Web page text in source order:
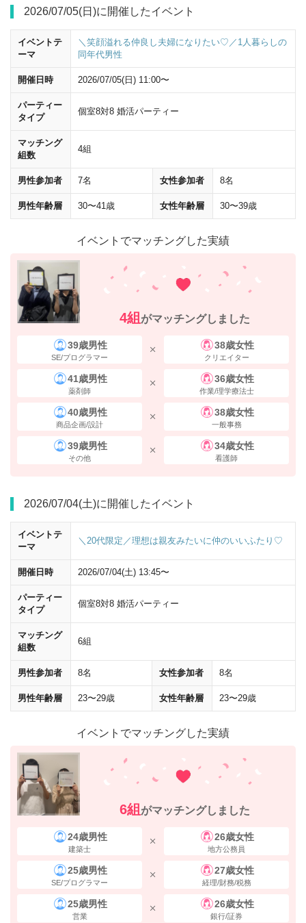
2026/07/05(日)に開催したイベント
イベントテ
ーマ
＼笑顔溢れる仲良し夫婦になりたい♡／1人暮らしの
同年代男性
開催日時 2026/07/05(日) 11:00〜
パーティー
タイプ
個室8対8 婚活パーティー
マッチング
組数
4組
男性参加者 7名 女性参加者 8名
男性年齢層 30〜41歳 女性年齢層 30〜39歳
イベントでマッチングした実績
4組がマッチングしました
39歳男性
SE/プログラマー
38歳女性
クリエイター
41歳男性
薬剤師
36歳女性
作業/理学療法士
40歳男性
商品企画/設計
38歳女性
一般事務
39歳男性
その他
34歳女性
看護師
2026/07/04(土)に開催したイベント
イベントテ
ーマ
＼20代限定／理想は親友みたいに仲のいいふたり♡
開催日時 2026/07/04(土) 13:45〜
パーティー
タイプ
個室8対8 婚活パーティー
マッチング
組数
6組
男性参加者 8名 女性参加者 8名
男性年齢層 23〜29歳 女性年齢層 23〜29歳
イベントでマッチングした実績
6組 がマッチングしました
24歳男性
建築士
26歳女性
地方公務員
25歳男性
SE/プログラマー
27歳女性
経理/財務/税務
25歳男性
営業
26歳女性
銀行/証券